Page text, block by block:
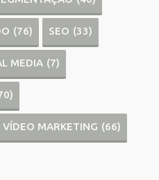
(76) SEO (33)
MEDIA (7)
VÍDEO MARKETING (66)